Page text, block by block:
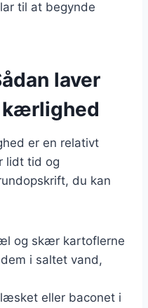
til at begynde
laver
er en relativt
lidt tid og
du kan
og skær kartoflerne
i saltet vand,
eller baconet i